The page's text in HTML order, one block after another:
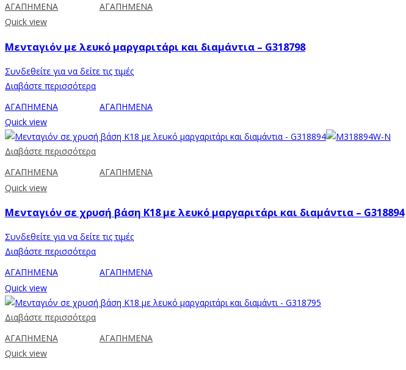
ΑΓΑΠΗΜΕΝΑ
ΑΓΑΠΗΜΕΝΑ
Quick view
Μενταγιόν με λευκό μαργαριτάρι και διαμάντια – G318798
Συνδεθείτε για να δείτε τις τιμές
Διαβάστε περισσότερα
ΑΓΑΠΗΜΕΝΑ
ΑΓΑΠΗΜΕΝΑ
Quick view
Διαβάστε περισσότερα
ΑΓΑΠΗΜΕΝΑ
ΑΓΑΠΗΜΕΝΑ
Quick view
Μενταγιόν σε χρυσή βάση Κ18 με λευκό μαργαριτάρι και διαμάντια – G318894
Συνδεθείτε για να δείτε τις τιμές
Διαβάστε περισσότερα
ΑΓΑΠΗΜΕΝΑ
ΑΓΑΠΗΜΕΝΑ
Quick view
Διαβάστε περισσότερα
ΑΓΑΠΗΜΕΝΑ
ΑΓΑΠΗΜΕΝΑ
Quick view